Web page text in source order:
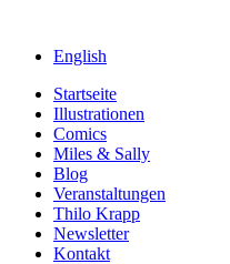
English
Startseite
Illustrationen
Comics
Miles & Sally
Blog
Veranstaltungen
Thilo Krapp
Newsletter
Kontakt